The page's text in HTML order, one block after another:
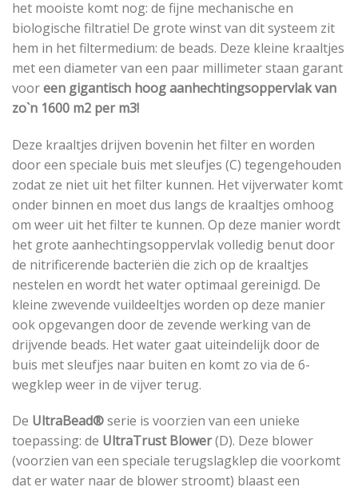
het mooiste komt nog: de fijne mechanische en
biologische filtratie! De grote winst van dit systeem zit
hem in het filtermedium: de beads. Deze kleine kraaltjes
met een diameter van een paar millimeter staan garant
vooreen gigantisch hoog aanhechtingsoppervlak van
zo`n 1600 m2 per m3!
Deze kraaltjes drijven bovenin het filter en worden
door een speciale buis met sleufjes (C) tegengehouden
zodat ze niet uit het filter kunnen. Het vijverwater komt
onder binnen en moet dus langs de kraaltjes omhoog
om weer uit het filter te kunnen. Op deze manier wordt
het grote aanhechtingsoppervlak volledig benut door
de nitrificerende bacteriën die zich op de kraaltjes
nestelen en wordt het water optimaal gereinigd. De
kleine zwevende vuildeeltjes worden op deze manier
ook opgevangen door de zevende werking van de
drijvende beads. Het water gaat uiteindelijk door de
buis met sleufjes naar buiten en komt zo via de 6-
wegklep weer in de vijver terug.
De UltraBead®serie is voorzien van een unieke
toepassing: de UltraTrust Blower(D). Deze blower
(voorzien van een speciale terugslagklep die voorkomt
dat er water naar de blower stroomt) blaast een